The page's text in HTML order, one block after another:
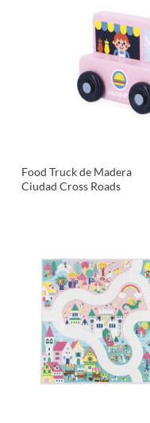
Food Truck de Madera
Ciudad Cross Roads